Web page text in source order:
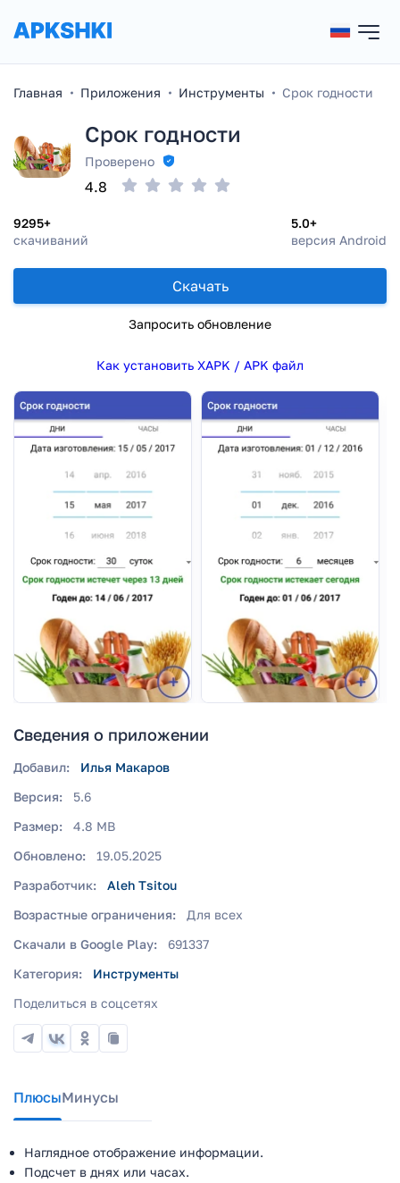
Главная Приложения Инструменты Срок годности
Срок годности
Проверено
9295+
скачиваний
5.0+
версия Android
4.8
Скачать
Запросить обновление
Как установить XAPK / APK файл
Сведения о приложении
Добавил:
Илья Макаров
Версия:
5.6
Размер:
4.8 MB
Обновлено:
19.05.2025
Разработчик:
Aleh Tsitou
Возрастные ограничения:
Для всех
Скачали в Google Play:
691337
Категория:
Инструменты
Поделиться в соцсетях
ПлюсыМинусы
Наглядное отображение информации.
Подсчет в днях или часах.